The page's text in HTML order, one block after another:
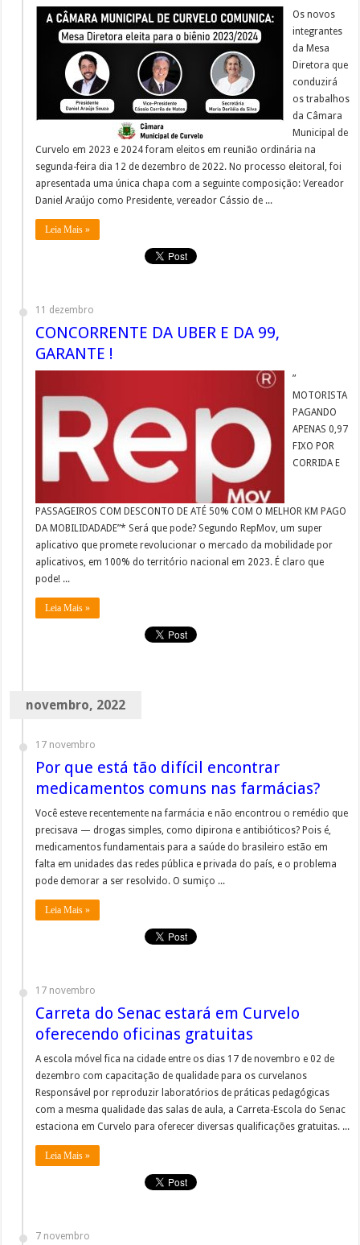
Os novos
integrantes
da Mesa
Diretora que
conduzirá
os trabalhos
da Câmara
Municipal de
Curvelo em 2023 e 2024 foram eleitos em reunião ordinária na
segunda-feira dia 12 de dezembro de 2022. No processo eleitoral, foi
apresentada uma única chapa com a seguinte composição: Vereador
Daniel Araújo como Presidente, vereador Cássio de ...
Leia Mais »
11 dezembro
CONCORRENTE DA UBER E DA 99,
GARANTE !
”
MOTORISTA
PAGANDO
APENAS 0,97
FIXO POR
CORRIDA E
PASSAGEIROS COM DESCONTO DE ATÉ 50% COM O MELHOR KM PAGO
DA MOBILIDADADE”* Será que pode? Segundo RepMov, um super
aplicativo que promete revolucionar o mercado da mobilidade por
aplicativos, em 100% do território nacional em 2023. É claro que
pode! ...
Leia Mais »
novembro, 2022
17 novembro
Por que está tão difícil encontrar
medicamentos comuns nas farmácias?
Você esteve recentemente na farmácia e não encontrou o remédio que
precisava — drogas simples, como dipirona e antibióticos? Pois é,
medicamentos fundamentais para a saúde do brasileiro estão em
falta em unidades das redes pública e privada do país, e o problema
pode demorar a ser resolvido. O sumiço ...
Leia Mais »
17 novembro
Carreta do Senac estará em Curvelo
oferecendo oficinas gratuitas
A escola móvel fica na cidade entre os dias 17 de novembro e 02 de
dezembro com capacitação de qualidade para os curvelanos
Responsável por reproduzir laboratórios de práticas pedagógicas
com a mesma qualidade das salas de aula, a Carreta-Escola do Senac
estaciona em Curvelo para oferecer diversas qualificações gratuitas. ...
Leia Mais »
7 novembro